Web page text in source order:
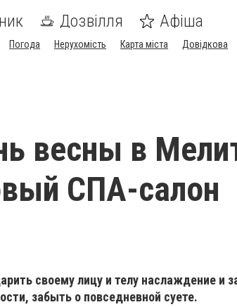
Дозвілля Афіша
Погода Нерухомість Карта міста Довідкова
весны в
СПА-салон
своему лицу и телу наслаждение и
забыть о повседневной суете.